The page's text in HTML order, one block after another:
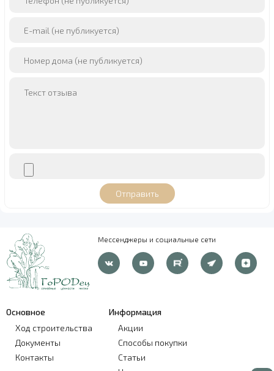
Мессенджеры и социальные сети
Основное
Ход строительства
Документы
Контакты
Информация
Акции
Способы покупки
Статьи